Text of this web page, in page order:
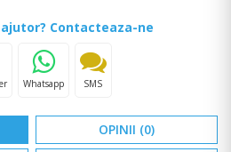
Contacteaza-ne
Whatsapp SMS
OPINII (0)